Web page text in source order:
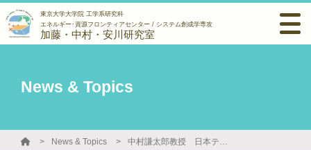
東京大学大学院 工学系研究科
エネルギー･資源フロンティアセンター / システム創成学専攻
加藤・中村・安川研究室
News & Topics
News & Topics 中村謙太郎教授 日本テレビ「ZIP!」に出演